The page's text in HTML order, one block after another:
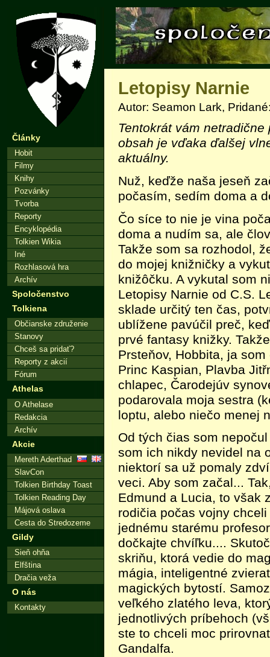
Články
Hobit
Filmy
Knihy
Pozvánky
Tvorba
Reporty
Encyklopédia
Tolkien Wikia
Iné
Rozhlasová hra
Archív
Spoločenstvo
Tolkiena
Občianske združenie
Stanovy
Chceš sa pridať?
Reporty z akcií
Fórum
Athelas
O Athelase
Redakcia
Archív
Akcie
Mereth Aderthad
SlavCon
Tolkien Birthday Toast
Tolkien Reading Day
Májová oslava
Cesta do Stredozeme
Gildy
Sieň ohňa
Elfština
Dračia veža
O nás
Kontakty
Letopisy Narnie
Autor: Seamon Lark,
Tentokrát vám
obsah je vďaka ďalšej
aktuálny.
Nuž, keďže naša jeseň
počasím, sedím doma a
Čo síce to nie je vina
doma a nudím sa, ale
Takže som sa rozhodol,
do mojej knižničky a
knižôčku. A vykutal som
Letopisy Narnie od C.S.
sklade určitý ten čas,
ublížene pavúčil preč,
prvé fantasy knižky.
Prsteňov, Hobbita, ja
Princ Kaspian, Plavba
chlapec, Čarodejúv
podarovala moja sestra
loptu, alebo niečo menej
Od tých čias som
som ich nikdy nevidel na
niektorí sa už pomaly
veci. Aby som začal...
Edmund a Lucia, to však
rodičia počas vojny
jednému starému
dočkajte chvíľku....
skriňu, ktorá vedie do
mágia, inteligentné
magických bytostí.
veľkého zlatého leva,
jednotlivých príbehoch
ste to chceli moc
Gandalfa.